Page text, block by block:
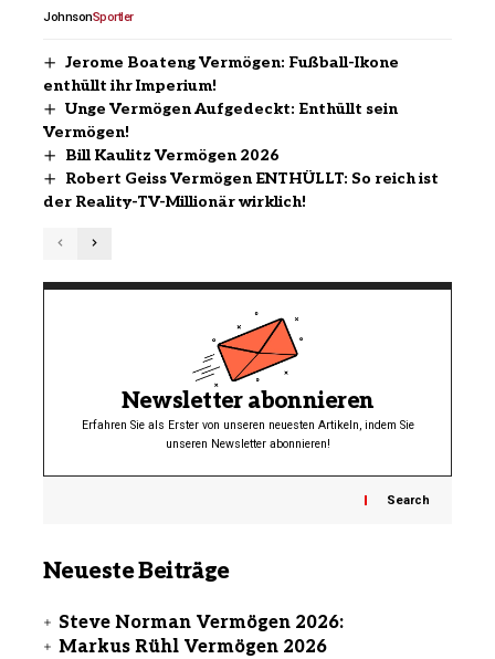
JohnsonSportler
Jerome Boateng Vermögen: Fußball-Ikone
enthüllt ihr Imperium!
Unge Vermögen Aufgedeckt: Enthüllt sein
Vermögen!
Bill Kaulitz Vermögen 2026
Robert Geiss Vermögen ENTHÜLLT: So reich ist
der Reality-TV-Millionär wirklich!
Newsletter abonnieren
Erfahren Sie als Erster von unseren neuesten Artikeln, indem Sie
unseren Newsletter abonnieren!
Search
Neueste Beiträge
Steve Norman Vermögen 2026:
Markus Rühl Vermögen 2026